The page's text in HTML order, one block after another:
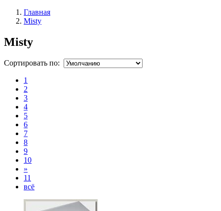
Главная
Misty
Misty
Сортировать по:
1
2
3
4
5
6
7
8
9
10
»
11
всё